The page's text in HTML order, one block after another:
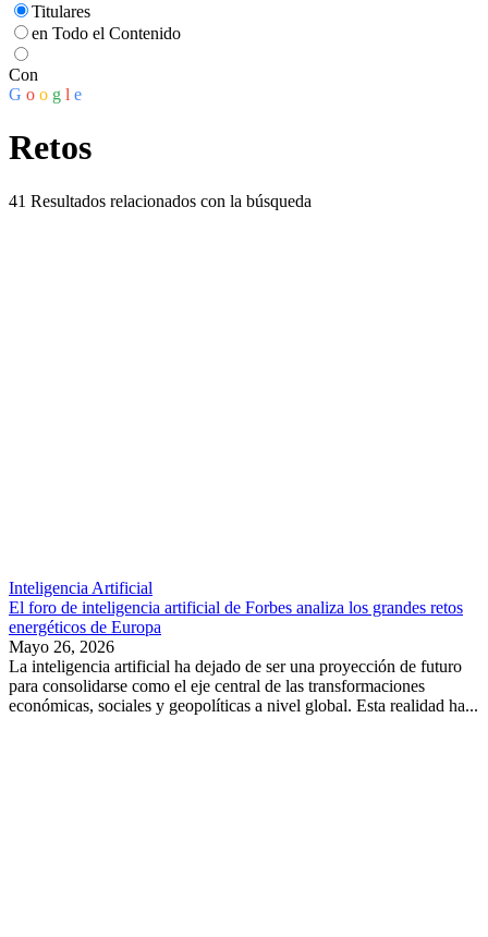
Titulares
en Todo el Contenido
Con
G o o g l e
Retos
41 Resultados relacionados con la búsqueda
Inteligencia Artificial
El foro de inteligencia artificial de Forbes analiza los grandes retos
energéticos de Europa
Mayo 26, 2026
La inteligencia artificial ha dejado de ser una proyección de futuro
para consolidarse como el eje central de las transformaciones
económicas, sociales y geopolíticas a nivel global. Esta realidad ha...